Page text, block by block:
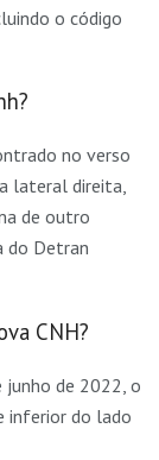
o código
no verso
lateral direita,
de outro
do Detran
CNH?
junho de 2022, o
inferior do lado